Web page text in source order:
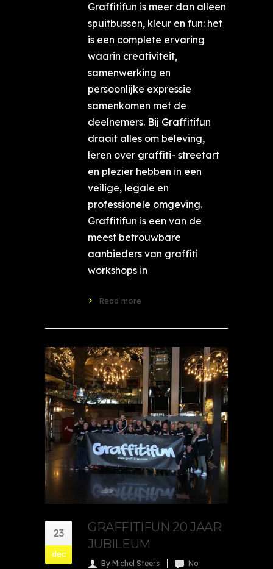
Graffitifun is meer dan alleen
spuitbussen, kleur en fun: het
is een complete ervaring
waarin creativiteit,
samenwerking en
persoonlijke expressie
samenkomen met de
deelnemers. Bij Graffitifun
draait alles om beleving,
leren over graffiti- streetart
en plezier hebben in een
veilige, legale en
professionele omgeving.
Graffitifun is een van de
meest betrouwbare
aanbieders van graffiti
workshops in
Read more
23
dec
GRAFFITIFUN 20 JAAR
JUBILEUM
By Michel Steers
No